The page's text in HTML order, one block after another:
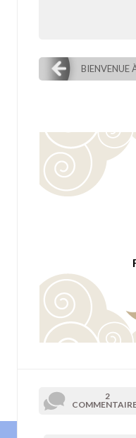
BIENVENUE
2
partis en guerre contre le
sur Internet. Au nom de la
protection de l'enfance, [...]